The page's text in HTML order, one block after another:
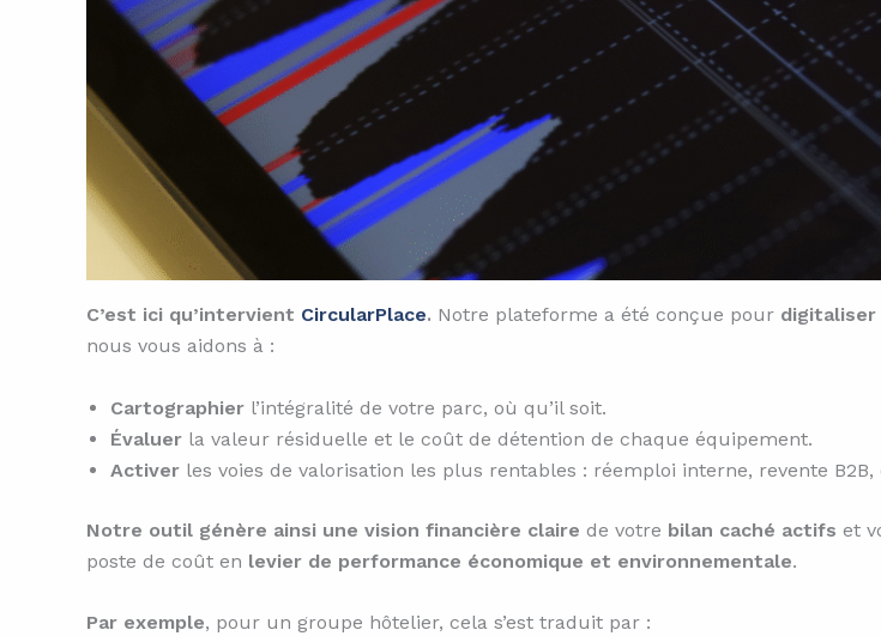
C’est ici qu’intervient CircularPlace. Notre plateforme a été conçue pour
nous vous aidons à :
Cartographier l’intégralité de votre parc, où qu’il soit.
Évaluer la valeur résiduelle et le coût de détention de chaque équipement.
Activer les voies de valorisation les plus rentables : réemploi interne, revente
Notre outil génère ainsi une vision financière claire de votre bilan caché actifs et
poste de coût en levier de performance économique et environnementale.
Par exemple, pour un groupe hôtelier, cela s’est traduit par :